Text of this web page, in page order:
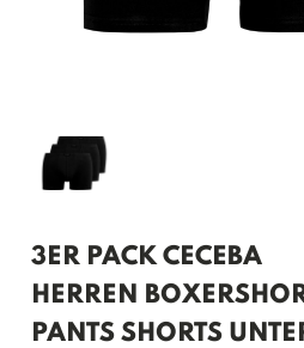
3ER PACK CECEBA
HERREN
PANTS SHORTS